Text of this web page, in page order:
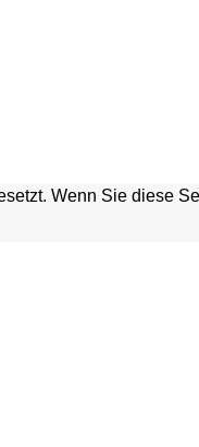
Wenn Sie diese